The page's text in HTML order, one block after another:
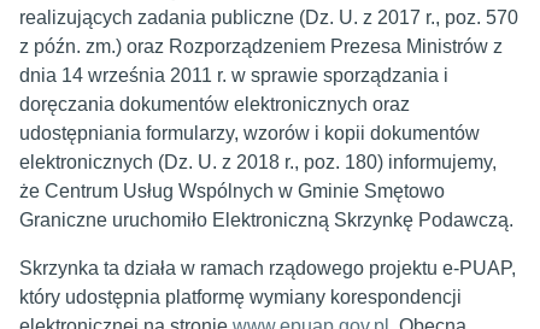
realizujących zadania publiczne (Dz. U. z 2017 r., poz. 570
z późn. zm.) oraz Rozporządzeniem Prezesa Ministrów z
dnia 14 września 2011 r. w sprawie sporządzania i
doręczania dokumentów elektronicznych oraz
udostępniania formularzy, wzorów i kopii dokumentów
elektronicznych (Dz. U. z 2018 r., poz. 180) informujemy,
że Centrum Usług Wspólnych w Gminie Smętowo
Graniczne uruchomiło Elektroniczną Skrzynkę Podawczą.
Skrzynka ta działa w ramach rządowego projektu e-PUAP,
który udostępnia platformę wymiany korespondencji